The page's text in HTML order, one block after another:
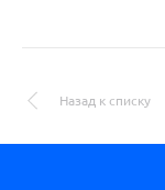
Назад к списку